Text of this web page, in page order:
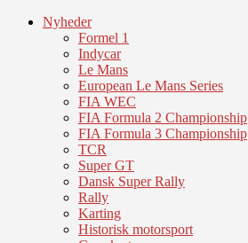
Nyheder
Formel 1
Indycar
Le Mans
European Le Mans Series
FIA WEC
FIA Formula 2 Championship
FIA Formula 3 Championship
TCR
Super GT
Dansk Super Rally
Rally
Karting
Historisk motorsport